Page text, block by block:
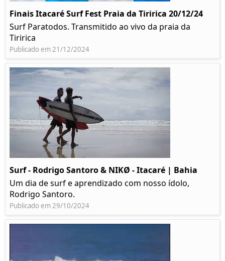
Finais Itacaré Surf Fest Praia da Tiririca 20/12/24
Surf Paratodos. Transmitido ao vivo da praia da
Tiririca
Publicado em 21/12/2024
Surf - Rodrigo Santoro & NIKØ - Itacaré | Bahia
Um dia de surf e aprendizado com nosso ídolo,
Rodrigo Santoro.
Publicado em 29/10/2024